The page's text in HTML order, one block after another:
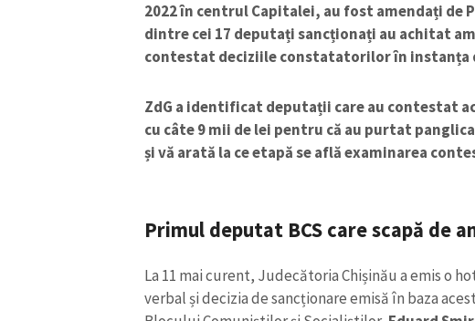
2022 în centrul Capitalei, au fost amendați de
dintre cei 17 deputați sancționați au achitat
contestat deciziile constatatorilor în instanța
ZdG a identificat deputații care au contestat
cu câte 9 mii de lei pentru că au purtat
și vă arată la ce etapă se află examinarea
Primul deputat BCS care scapă de
La 11 mai curent, Judecătoria Chișinău a emis o
verbal și decizia de sancționare emisă în baza
Titlu știre +
Fotografie +